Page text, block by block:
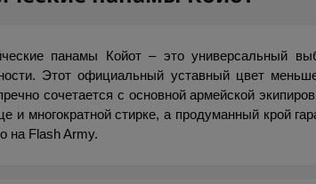
панамы Койот – это универсальный
Этот официальный уставный цвет
сочетается с основной армейской
и многократной стирке, а продуманный крой
на Flash Army.